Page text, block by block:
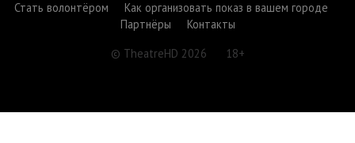
Стать волонтёром
Как организовать показ в вашем городе
Партнёры
Контакты
© TheatreHD 2026
18+